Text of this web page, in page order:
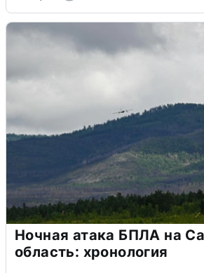
Ночная атака БПЛА на
область: хронология